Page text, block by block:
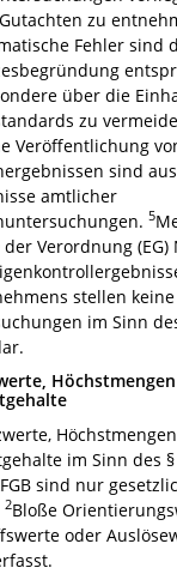
zu
Fehler sind
über die
zu
Veröffentlichung
sind
amtlicher
5
Verordnung (EG)
stellen keine
im Sinn
im Sinn des
sind nur
2Bloße
oder